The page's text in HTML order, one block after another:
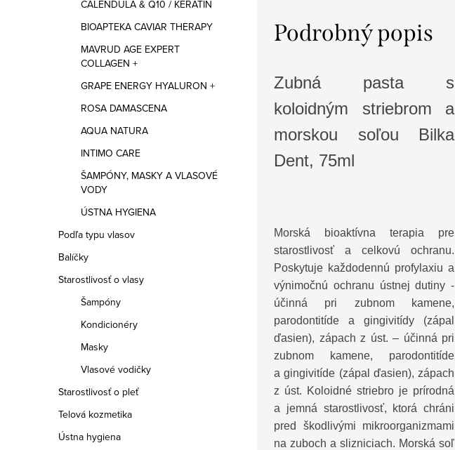
CALENDULA & Q10 / KERATIN
BIOAPTEKA CAVIAR THERAPY
MAVRUD AGE EXPERT
COLLAGEN +
GRAPE ENERGY HYALURON +
ROSA DAMASCENA
AQUA NATURA
INTIMO CARE
ŠAMPÓNY, MASKY A VLASOVÉ
VODY
ÚSTNA HYGIENA
Podľa typu vlasov
Balíčky
Starostlivosť o vlasy
Šampóny
Kondicionéry
Masky
Vlasové vodičky
Starostlivosť o pleť
Telová kozmetika
Ústna hygiena
Podrobný popis
Zubná pasta s
koloidným striebrom a
morskou soľou Bilka
Dent, 75ml
Morská bioaktívna terapia pre
starostlivosť a celkovú ochranu.
Poskytuje každodennú profylaxiu a
výnimočnú ochranu ústnej dutiny -
účinná pri zubnom kamene,
parodontitíde a gingivitídy (zápal
ďasien), zápach z úst. – účinná pri
zubnom kamene, parodontitíde
a gingivitíde (zápal ďasien), zápach
z úst. Koloidné striebro je prírodná
a jemná starostlivosť, ktorá chráni
pred škodlivými mikroorganizmami
na zuboch a slizniciach. Morská soľ